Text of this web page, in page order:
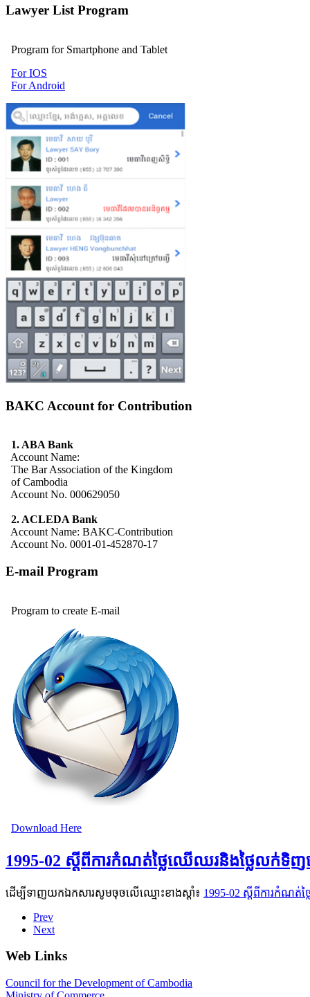
Lawyer List Program
Program for Smartphone and Tablet
For IOS
For Android
BAKC Account for Contribution
1. ABA Bank
Account Name:
The Bar Association of the Kingdom
of Cambodia
Account No. 000629050
2. ACLEDA Bank
Account Name: BAKC-Contribution
Account No. 0001-01-452870-17
E-mail Program
Program to create E-mail
Download Here
1995-02 ស្ដីពីការកំណត់ថ្លៃឈើឈរនិងថ្លៃលក់ទិ
ដើម្បីទាញយកឯកសារសូមចុចលើឈ្មោះខាងស្តាំ៖ 1995-02 ស្ដីពីការកំណត់
Prev
Next
Web Links
Council for the Development of Cambodia